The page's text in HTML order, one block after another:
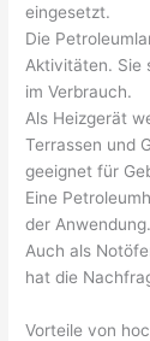
eingesetzt.
Die
Aktivitäten. Sie
im Verbrauch.
Als Heizgerät
Terrassen und
geeignet für
Eine
der Anwendung.
Auch als
hat die
Vorteile von